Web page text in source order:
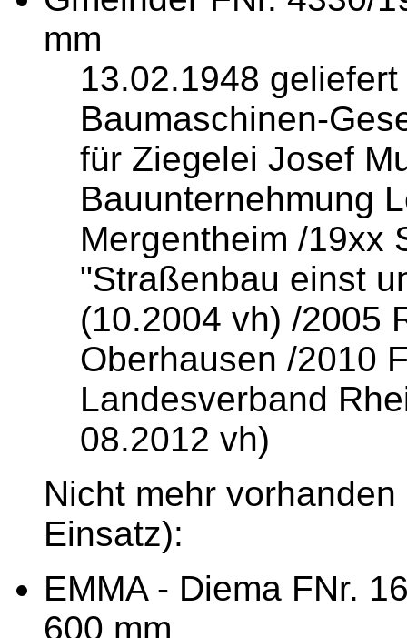
mm
13.02.1948
Baumaschinen-
für Ziegelei Josef
Bauunternehmung
Mergentheim /19xx
"Straßenbau einst
(10.2004 vh) /2005
Oberhausen /2010
Landesverband
08.2012 vh)
Nicht mehr
Einsatz):
EMMA - Diema FNr.
600 mm